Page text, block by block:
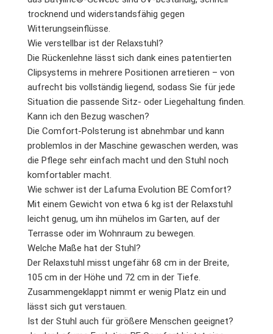
trocknend und widerstandsfähig gegen
Witterungseinflüsse.
Wie verstellbar ist der Relaxstuhl?
Die Rückenlehne lässt sich dank eines patentierten
Clipsystems in mehrere Positionen arretieren – von
aufrecht bis vollständig liegend, sodass Sie für jede
Situation die passende Sitz- oder Liegehaltung finden.
Kann ich den Bezug waschen?
Die Comfort-Polsterung ist abnehmbar und kann
problemlos in der Maschine gewaschen werden, was
die Pflege sehr einfach macht und den Stuhl noch
komfortabler macht.
Wie schwer ist der Lafuma Evolution BE Comfort?
Mit einem Gewicht von etwa 6 kg ist der Relaxstuhl
leicht genug, um ihn mühelos im Garten, auf der
Terrasse oder im Wohnraum zu bewegen.
Welche Maße hat der Stuhl?
Der Relaxstuhl misst ungefähr 68 cm in der Breite,
105 cm in der Höhe und 72 cm in der Tiefe.
Zusammengeklappt nimmt er wenig Platz ein und
lässt sich gut verstauen.
Ist der Stuhl auch für größere Menschen geeignet?